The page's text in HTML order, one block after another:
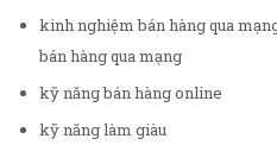
kinh nghiệm bán hàng qua
bán hàng qua mạng
kỹ năng bán hàng online
kỹ năng làm giàu